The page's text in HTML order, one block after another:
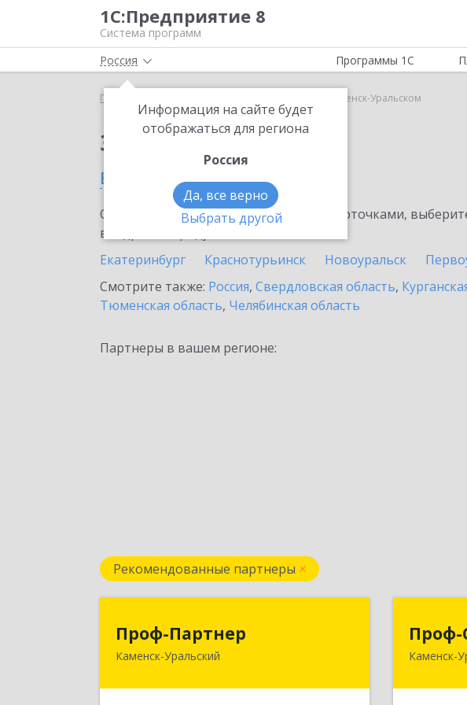
1С:Предприятие 8
Система программ
Россия
Информация на сайте будет
отображаться для региона
Россия
Да, все верно
Выбрать другой
Программы 1С
Главная Bidzaar в Каменск-Уральском
Заказать Bidzaar
в Каменск-Уральском
Ознакомьтесь с информационными карточками,
внедрение продукта.
Екатеринбург
Краснотурьинск Новоуральск
Смотрите также: Россия, Свердловская область,
Тюменская область, Челябинская область
Партнеры в вашем регионе:
Рекомендованные партнеры
Проф-Партнер
Каменск-Уральский
623406, Свердловская обл, Каменск-
Проф-
Каменск-